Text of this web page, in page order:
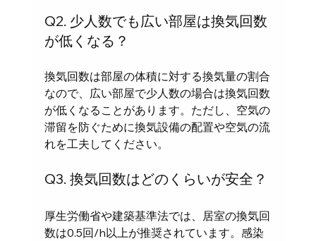
Q2. 少人数でも広い部屋は換気回数
が低くなる？
換気回数は部屋の体積に対する換気量の割合
なので、広い部屋で少人数の場合は換気回数
が低くなることがあります。ただし、空気の
滞留を防ぐために換気設備の配置や空気の流
れを工夫してください。
Q3. 換気回数はどのくらいが安全？
厚生労働省や建築基準法では、居室の換気回
数は0.5回/h以上が推奨されています。感染